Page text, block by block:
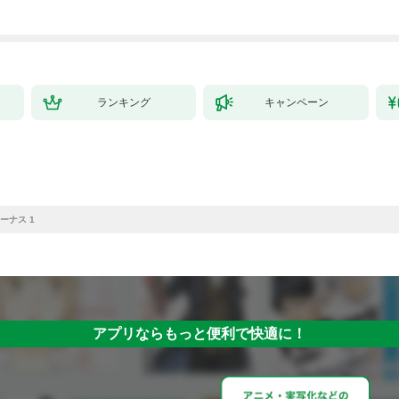
ランキング キャンペーン
ナス 1
アプリならもっと便利で快適に！